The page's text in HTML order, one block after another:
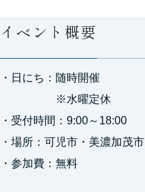
イベント概要
・日にち：随時開催
※水曜定休
・受付時間：9:00～18:00
・場所：可児市・美濃加茂市
・参加費：無料